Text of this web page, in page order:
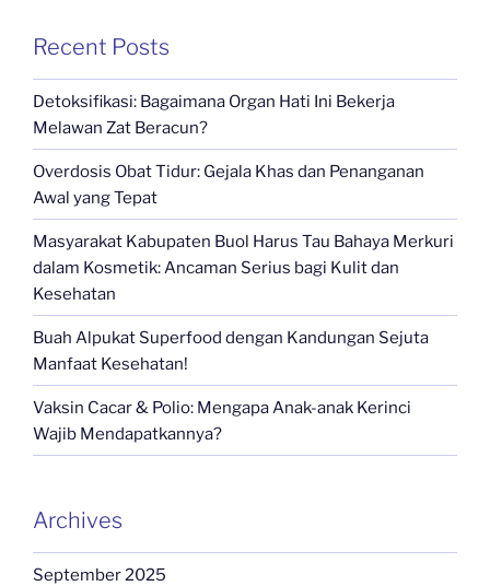
Recent Posts
Detoksifikasi: Bagaimana Organ Hati Ini Bekerja
Melawan Zat Beracun?
Overdosis Obat Tidur: Gejala Khas dan Penanganan
Awal yang Tepat
Masyarakat Kabupaten Buol Harus Tau Bahaya Merkuri
dalam Kosmetik: Ancaman Serius bagi Kulit dan
Kesehatan
Buah Alpukat Superfood dengan Kandungan Sejuta
Manfaat Kesehatan!
Vaksin Cacar & Polio: Mengapa Anak-anak Kerinci
Wajib Mendapatkannya?
Archives
September 2025